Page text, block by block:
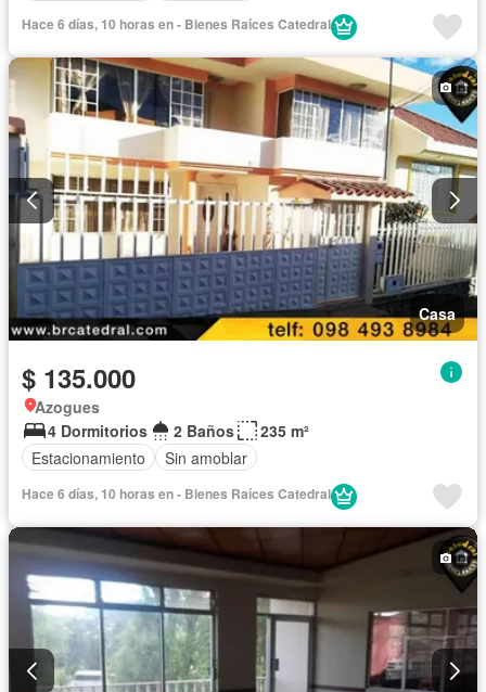
Hace 6 días, 10 horas en - Bienes Raíces Catedral
Casa
$ 135.000
Azogues
4 Dormitorios
2 Baños
235 m²
Estacionamiento
Sin amoblar
Hace 6 días, 10 horas en - Bienes Raíces Catedral